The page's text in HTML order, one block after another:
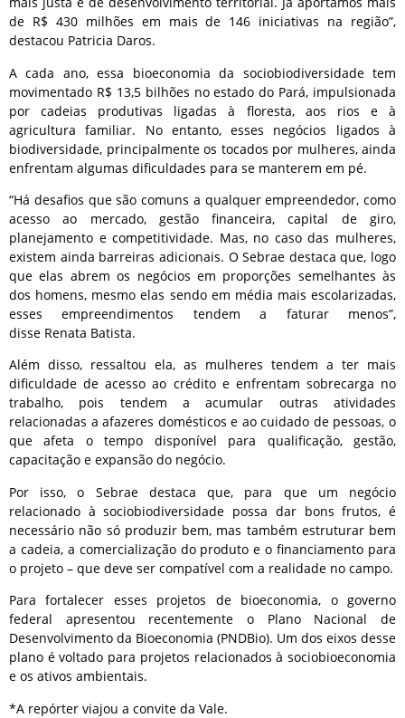
de R$ 430 milhões em mais de 146 iniciativas na região”,
destacou Patricia Daros.
A cada ano, essa bioeconomia da sociobiodiversidade tem
movimentado R$ 13,5 bilhões no estado do Pará, impulsionada
por cadeias produtivas ligadas à floresta, aos rios e à
agricultura familiar. No entanto, esses negócios ligados à
biodiversidade, principalmente os tocados por mulheres, ainda
enfrentam algumas dificuldades para se manterem em pé.
“Há desafios que são comuns a qualquer empreendedor, como
acesso ao mercado, gestão financeira, capital de giro,
planejamento e competitividade. Mas, no caso das mulheres,
existem ainda barreiras adicionais. O Sebrae destaca que, logo
que elas abrem os negócios em proporções semelhantes às
dos homens, mesmo elas sendo em média mais escolarizadas,
esses empreendimentos tendem a faturar menos”,
disse Renata Batista.
Além disso, ressaltou ela, as mulheres tendem a ter mais
dificuldade de acesso ao crédito e enfrentam sobrecarga no
trabalho, pois tendem a acumular outras atividades
relacionadas a afazeres domésticos e ao cuidado de pessoas, o
que afeta o tempo disponível para qualificação, gestão,
capacitação e expansão do negócio.
Por isso, o Sebrae destaca que, para que um negócio
relacionado à sociobiodiversidade possa dar bons frutos, é
necessário não só produzir bem, mas também estruturar bem
a cadeia, a comercialização do produto e o financiamento para
o projeto – que deve ser compatível com a realidade no campo.
Para fortalecer esses projetos de bioeconomia, o governo
federal apresentou recentemente o Plano Nacional de
Desenvolvimento da Bioeconomia (PNDBio). Um dos eixos desse
plano é voltado para projetos relacionados à sociobioeconomia
e os ativos ambientais.
*A repórter viajou a convite da Vale.